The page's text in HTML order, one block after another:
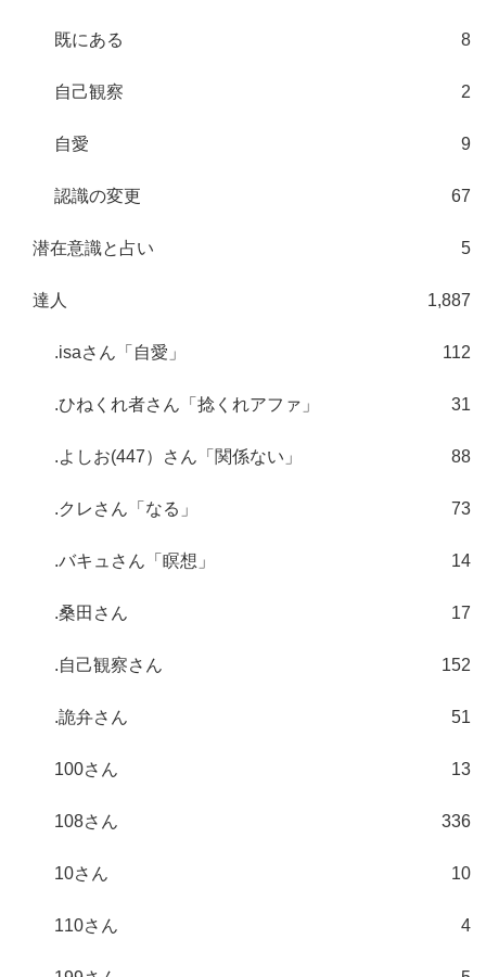
既にある 8
自己観察 2
自愛 9
認識の変更 67
潜在意識と占い 5
達人 1,887
.isaさん「自愛」 112
.ひねくれ者さん「捻くれアファ」 31
.よしお(447）さん「関係ない」 88
.クレさん「なる」 73
.バキュさん「瞑想」 14
.桑田さん 17
.自己観察さん 152
.詭弁さん 51
100さん 13
108さん 336
10さん 10
110さん 4